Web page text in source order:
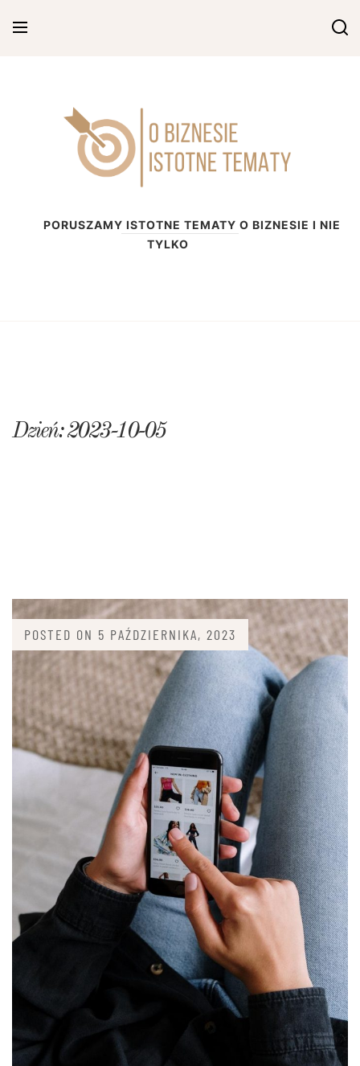
O biznesie
PORUSZAMY ISTOTNE TEMATY O BIZNESIE I NIE
TYLKO
Dzień:2023-10-05
POSTED ON 5 PAŹDZIERNIKA, 2023